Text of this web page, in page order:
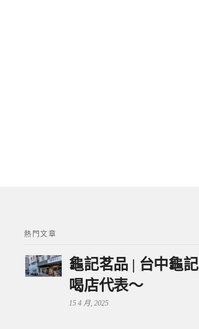
熱門文章
龜記茗品 | 台中龜
喝店代表～
15 4 月, 2025